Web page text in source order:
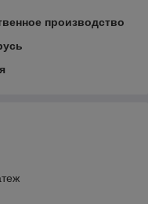
производство